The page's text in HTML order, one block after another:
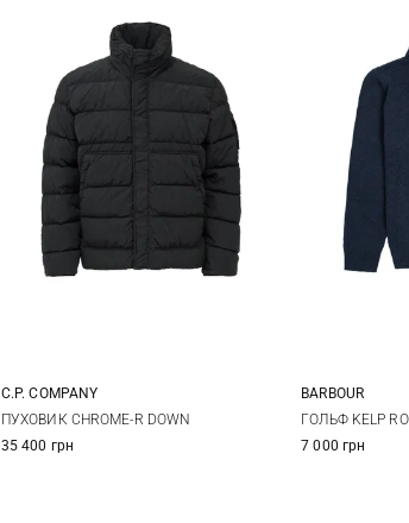
S M L
C.P. COMPANY
ПУХОВИК CHROME-R DOWN
35 400 грн
S
BARBOUR
ГОЛЬФ KELP
7 000 грн